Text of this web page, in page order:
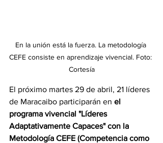
En la unión está la fuerza. La metodología
CEFE consiste en aprendizaje vivencial. Foto:
Cortesía
El próximo martes 29 de abril, 21 líderes
de Maracaibo participarán en el
programa vivencial "Líderes
Adaptativamente Capaces" con la
Metodología CEFE (Competencia como